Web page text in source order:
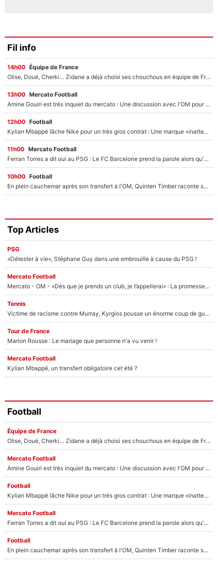
Fil info
14h00 Équipe de France
Olise, Doué, Cherki… Zidane a déjà choisi ses chouchous en équipe de France ? L’IA annonce des surprises sans Kylian Mbappé !
13h00 Mercato Football
Amine Gouiri est très inquiet du mercato : Une discussion avec l'OM pour acter son transfert !
12h00 Football
Kylian Mbappé lâche Nike pour un très gros contrat : Une marque «inattendue» va frapper très fort
11h00 Mercato Football
Ferran Torres a dit oui au PSG : Le FC Barcelone prend la parole alors qu'un transfert de l'attaquant espagnol prend forme
10h00 Football
En plein cauchemar après son transfert à l'OM, Quinten Timber raconte ses doutes après sa signature à Marseille
Top Articles
PSG
«Détester à vie», Stéphane Guy dans une embrouille à cause du PSG !
Mercato Football
Mercato - OM - «Dès que je prends un club, je t’appellerai» : La promesse de Marcelino au moment de claquer la porte
Tennis
Victime de racisme contre Murray, Kyrgios pousse un énorme coup de gueule !
Tour de France
Marion Rousse : Le mariage que personne n'a vu venir !
Mercato Football
Kylian Mbappé, un transfert obligatoire cet été ?
Football
Équipe de France
Olise, Doué, Cherki… Zidane a déjà choisi ses chouchous en équipe de France ? L’IA annonce des surprises sans Kylian Mbappé !
Mercato Football
Amine Gouiri est très inquiet du mercato : Une discussion avec l'OM pour acter son transfert !
Football
Kylian Mbappé lâche Nike pour un très gros contrat : Une marque «inattendue» va frapper très fort
Mercato Football
Ferran Torres a dit oui au PSG : Le FC Barcelone prend la parole alors qu'un transfert de l'attaquant espagnol prend forme
Football
En plein cauchemar après son transfert à l'OM, Quinten Timber raconte ses doutes après sa signature à Marseille